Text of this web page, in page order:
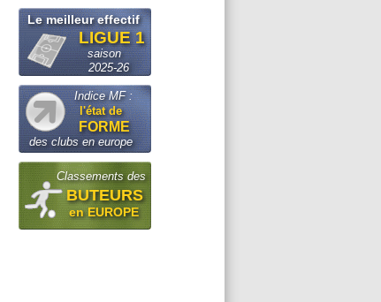
Le meilleur effectif
LIGUE 1
saison
2025-26
Indice MF :
l'état de
FORME
des clubs en europe
Classements des
BUTEURS
en EUROPE